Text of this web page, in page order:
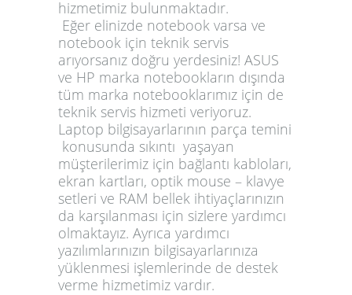
hizmetimiz bulunmaktadır.
Eğer elinizde notebook varsa ve
notebook için teknik servis
arıyorsanız doğru yerdesiniz! ASUS
ve HP marka notebookların dışında
tüm marka notebooklarımız için de
teknik servis hizmeti veriyoruz.
Laptop bilgisayarlarının parça temini
konusunda sıkıntı yaşayan
müşterilerimiz için bağlantı kabloları,
ekran kartları, optik mouse – klavye
setleri ve RAM bellek ihtiyaçlarınızın
da karşılanması için sizlere yardımcı
olmaktayız. Ayrıca yardımcı
yazılımlarınızın bilgisayarlarınıza
yüklenmesi işlemlerinde de destek
verme hizmetimiz vardır.